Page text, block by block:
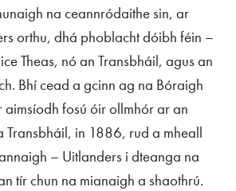
na ceannródaithe sin, ar
orthu, dhá phoblacht dóibh féin –
Theas, nó an Transbháil, agus an
Bhí cead a gcinn ag na Bóraigh
aimsíodh fosú óir ollmhór ar an
Transbháil, in 1886, rud a mheall
– Uitlanders i dteanga na
tír chun na mianaigh a shaothrú.